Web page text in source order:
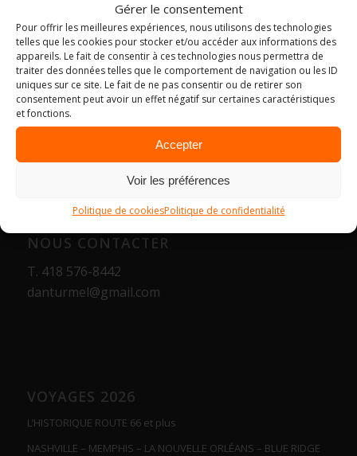
Gérer le consentement
Pour offrir les meilleures expériences, nous utilisons des technologies
telles que les cookies pour stocker et/ou accéder aux informations des
appareils. Le fait de consentir à ces technologies nous permettra de
traiter des données telles que le comportement de navigation ou les ID
uniques sur ce site. Le fait de ne pas consentir ou de retirer son
consentement peut avoir un effet négatif sur certaines caractéristiques
et fonctions.
Accepter
Voir les préférences
Politique de cookiesPolitique de confidentialité
NOUS CONTACTER
T. 418 576-8442
danturmel@gmail.com
VOYAGES 2026
L’HISTORIQUE ROUTE 66 et plus
NASHVILLE – MEMPHIS – LA NOUVELLE ORLÉANS – BLUE RIDGE